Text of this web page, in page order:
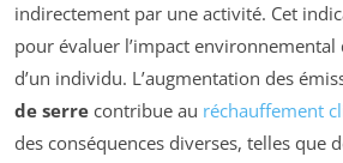
indirectement par une activité. Cet
pour évaluer l’impact environnemental
d’un individu. L’augmentation des
de serre contribue au réchauffement
des conséquences diverses, telles que